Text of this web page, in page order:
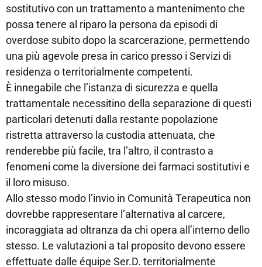
sostitutivo con un trattamento a mantenimento che
possa tenere al riparo la persona da episodi di
overdose subito dopo la scarcerazione, permettendo
una più agevole presa in carico presso i Servizi di
residenza o territorialmente competenti.
È innegabile che l’istanza di sicurezza e quella
trattamentale necessitino della separazione di questi
particolari detenuti dalla restante popolazione
ristretta attraverso la custodia attenuata, che
renderebbe più facile, tra l’altro, il contrasto a
fenomeni come la diversione dei farmaci sostitutivi e
il loro misuso.
Allo stesso modo l’invio in Comunità Terapeutica non
dovrebbe rappresentare l’alternativa al carcere,
incoraggiata ad oltranza da chi opera all’interno dello
stesso. Le valutazioni a tal proposito devono essere
effettuate dalle équipe Ser.D. territorialmente